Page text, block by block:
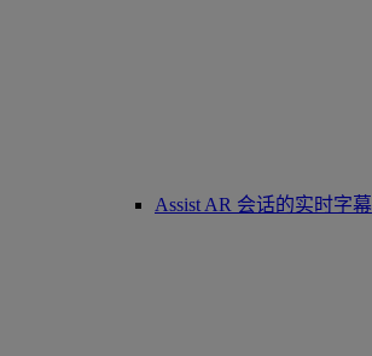
Assist AR 会话的实时字幕